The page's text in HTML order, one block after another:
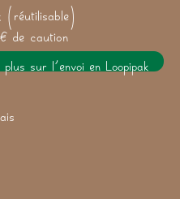
(réutilisable)
de caution
plus sur l'envoi en Loopipak